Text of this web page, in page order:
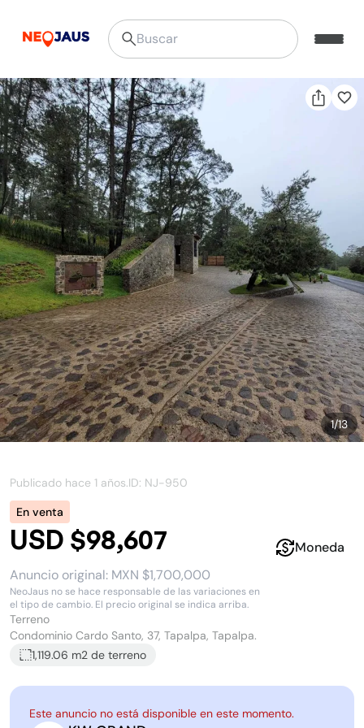
1/13
Publicado hace 1 años.ID: NJ-950
En venta
USD $98,607
Anuncio original: MXN $1,700,000
NeoJaus no se hace responsable de las variaciones en
el tipo de cambio. El precio original se indica arriba.
Moneda
Terreno
Condominio Cardo Santo, 37, Tapalpa, Tapalpa.
1,119.06 m2 de terreno
Este anuncio no está disponible en este momento.